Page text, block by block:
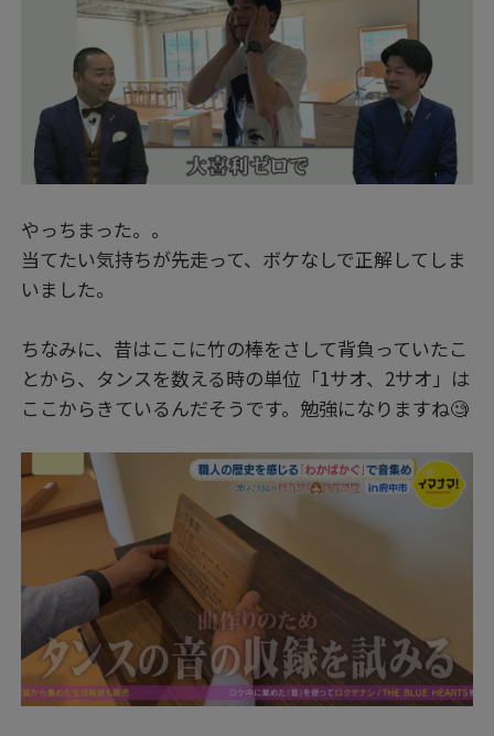
やっちまった。。
当てたい気持ちが先走って、ボケなしで正解してしま
いました。
ちなみに、昔はここに竹の棒をさして背負っていたこ
とから、タンスを数える時の単位「1サオ、2サオ」は
ここからきているんだそうです。勉強になりますね🧐